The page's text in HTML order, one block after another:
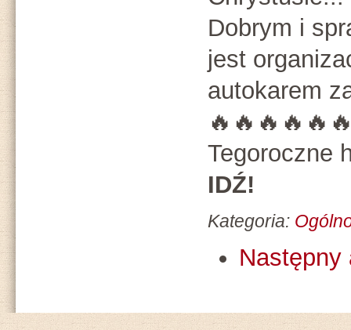
Dobrym i
jest
autokarem
Tegoroczne
IDŹ!
Kategoria:
Następny